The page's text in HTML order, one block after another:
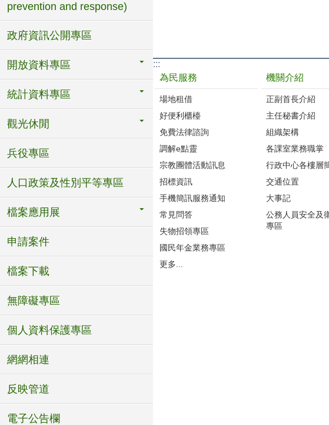
prevention and response)
政府資訊公開專區
開放資料專區
統計資料專區
觀光休閒
兵役專區
人口政策及性別平等專區
檔案應用展
申請案件
檔案下載
無障礙專區
個人資料保護專區
網網相連
反映管道
電子公告欄
:::
為民服務
場地租借
好便利櫃檯
免費法律諮詢
調解e點靈
宗教團體活動訊息
招標資訊
手機簡訊服務通知
常見問答
失物招領專區
國民年金業務專區
更多...
機關介紹
正副首長介紹
主任秘書介紹
組織架構
各課室業務職掌
行政中心各樓層
交通位置
大事記
公務人員安全及
專區